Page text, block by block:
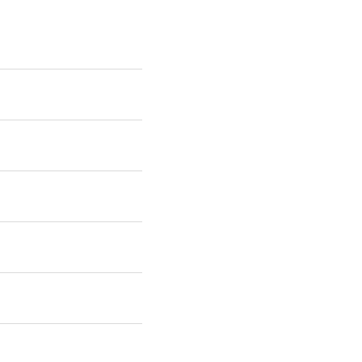
Probepaket selbst
in der Ihr alle
So kannst du es
Uns einfach
desto
den Konfigurator.
Kreativität freien Lauf
Informationen,
Zusätzlich bieten wir
abgeschlossen
WhatsApp